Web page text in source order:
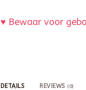
♥ Bewaar voor
DETAILS REVIEWS (0)